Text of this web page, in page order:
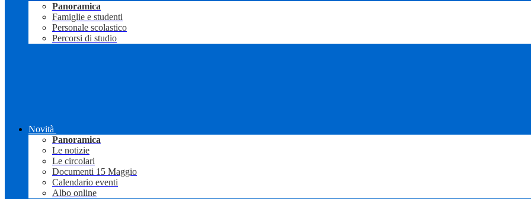
Panoramica
Famiglie e studenti
Personale scolastico
Percorsi di studio
Novità
Panoramica
Le notizie
Le circolari
Documenti 15 Maggio
Calendario eventi
Albo online